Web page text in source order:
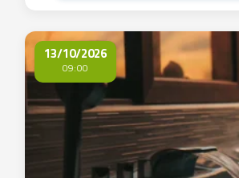
13/10/2026
09:00